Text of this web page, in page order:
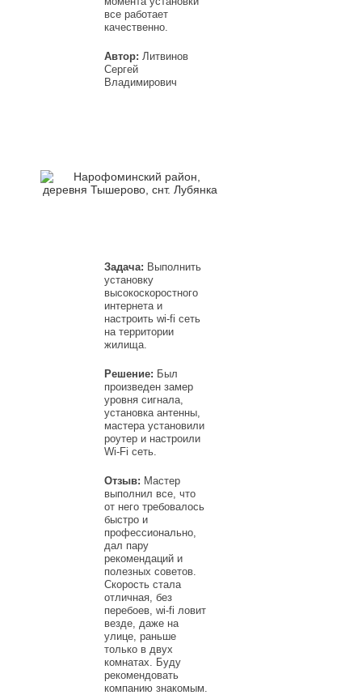
все работает
качественно.
Автор: Литвинов
Сергей
Владимирович
Задача: Выполнить
установку
высокоскоростного
интернета и
настроить wi-fi сеть
на территории
жилища.
Решение: Был
произведен замер
уровня сигнала,
установка антенны,
мастера установили
роутер и настроили
Wi-Fi сеть.
Отзыв: Мастер
выполнил все, что
от него требовалось
быстро и
профессионально,
дал пару
рекомендаций и
полезных советов.
Скорость стала
отличная, без
перебоев, wi-fi ловит
везде, даже на
улице, раньше
только в двух
комнатах. Буду
рекомендовать
компанию знакомым.